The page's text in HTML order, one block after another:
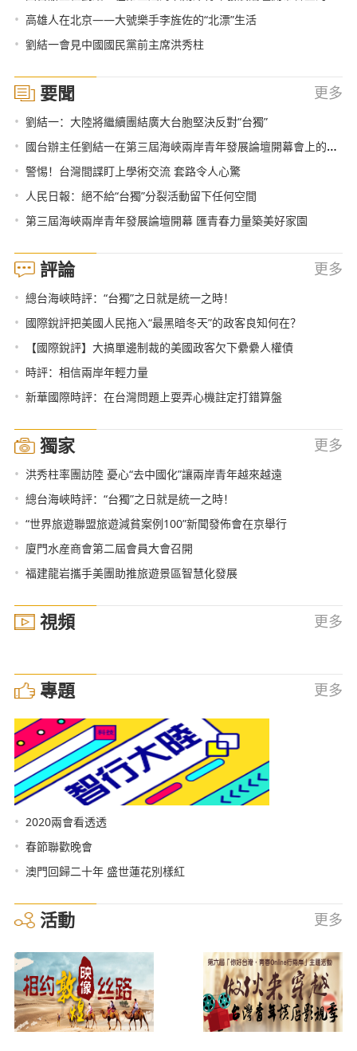
• 高雄人在北京——大號樂手李旌佐的“北漂”生活
• 劉結一會見中國國民黨前主席洪秀柱
要聞 更多
• 劉結一：大陸將繼續團結廣大台胞堅決反對“台獨”
• 國台辦主任劉結一在第三屆海峽兩岸青年發展論壇開幕會上的致辭（全文）
• 警惕！台灣間諜盯上學術交流 套路令人心驚
• 人民日報：絕不給“台獨”分裂活動留下任何空間
• 第三屆海峽兩岸青年發展論壇開幕 匯青春力量築美好家園
評論 更多
• 總台海峽時評：“台獨”之日就是統一之時！
• 國際銳評把美國人民拖入“最黑暗冬天”的政客良知何在？
• 【國際銳評】大搞單邊制裁的美國政客欠下纍纍人權債
• 時評：相信兩岸年輕力量
• 新華國際時評：在台灣問題上耍弄心機註定打錯算盤
獨家 更多
• 洪秀柱率團訪陸 憂心“去中國化”讓兩岸青年越來越遠
• 總台海峽時評：“台獨”之日就是統一之時！
• “世界旅遊聯盟旅遊減貧案例100”新聞發佈會在京舉行
• 廈門水産商會第二屆會員大會召開
• 福建龍岩攜手美團助推旅遊景區智慧化發展
視頻 更多
專題 更多
• 2020兩會看透透
• 春節聯歡晚會
• 澳門回歸二十年 盛世蓮花別樣紅
活動 更多